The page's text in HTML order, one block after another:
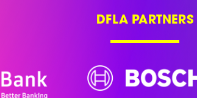
DFLA PARTNERS